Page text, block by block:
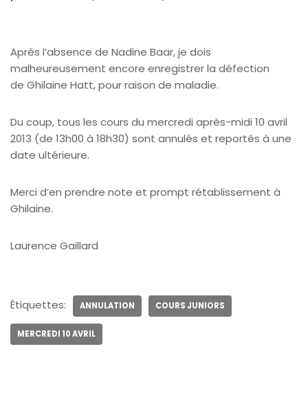
Après l’absence de Nadine Baar, je dois
malheureusement encore enregistrer la défection
de Ghilaine Hatt, pour raison de maladie.
Du coup, tous les cours du mercredi après-midi 10 avril
2013 (de 13h00 à 18h30) sont annulés et reportés à une
date ultérieure.
Merci d’en prendre note et prompt rétablissement à
Ghilaine.
Laurence Gaillard
Étiquettes: ANNULATION COURS JUNIORS
MERCREDI 10 AVRIL